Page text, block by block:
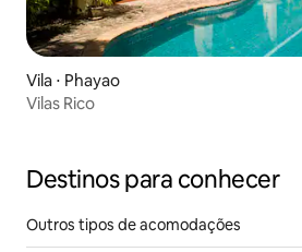
Vila ⋅ Phayao
Vilas Rico
Destinos para conhecer
Outros tipos de acomodações